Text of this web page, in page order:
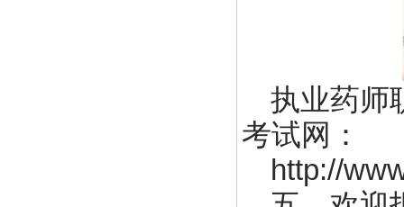
执业药师
考试网：
http://